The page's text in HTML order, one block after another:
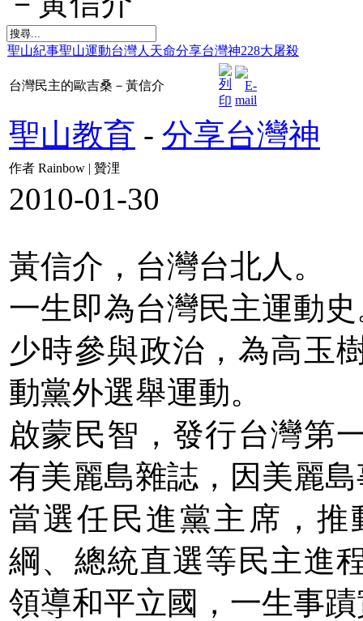
聖山紀事聖山運動台灣人天命分享台灣神228大屠殺
台灣民主的歐吉桑－黃信介
聖山教育 - 分享台灣神
作者 Rainbow | 贊浬
2010-01-30
黃信介，台灣台北人。
一生即為台灣民主運動
少時參與政治，為高玉
動黨外選舉運動。
啟蒙民智，發行台灣第
有美麗島雜誌，因美麗
當選任民進黨主席，
綱、總統直選等民主進
領導和平立國，一生事